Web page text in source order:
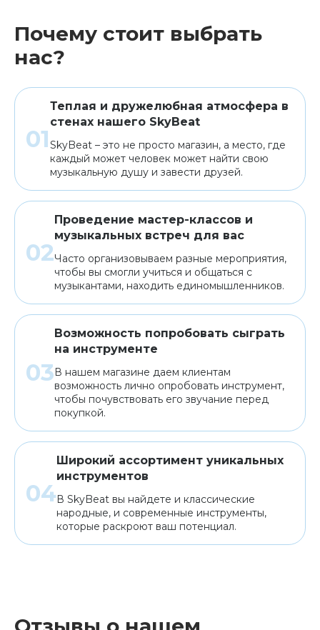
Почему стоит выбрать
нас?
Теплая и дружелюбная атмосфера в
стенах нашего SkyBeat
SkyBeat – это не просто магазин, а место, где
каждый может человек может найти свою
музыкальную душу и завести друзей.
Проведение мастер-классов и
музыкальных встреч для вас
Часто организовываем разные мероприятия,
чтобы вы смогли учиться и общаться с
музыкантами, находить единомышленников.
Возможность попробовать сыграть
на инструменте
В нашем магазине даем клиентам
возможность лично опробовать инструмент,
чтобы почувствовать его звучание перед
покупкой.
Широкий ассортимент уникальных
инструментов
В SkyBeat вы найдете и классические
народные, и современные инструменты,
которые раскроют ваш потенциал.